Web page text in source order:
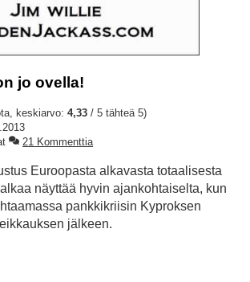
jo ovella!
keskiarvo: 4,33 / 5 tähteä 5)
21 Kommenttia
Euroopasta alkavasta totaalisesta
näyttää hyvin ajankohtaiselta, kun
pankkikriisin Kyproksen
jälkeen.